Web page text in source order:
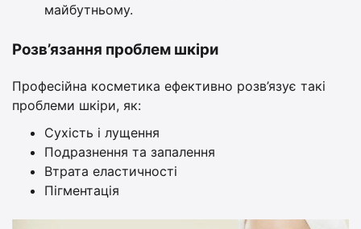
майбутньому.
Розв’язання проблем шкіри
Професійна косметика ефективно розв’язує такі
проблеми шкіри, як:
Сухість і лущення
Подразнення та запалення
Втрата еластичності
Пігментація